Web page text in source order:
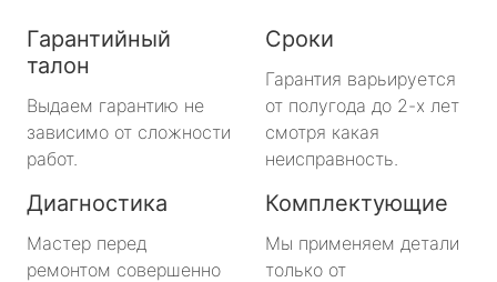
Гарантийный
талон
Выдаем гарантию не
зависимо от сложности
работ.
Сроки
Гарантия варьируется
от полугода до 2-х лет
смотря какая
неисправность.
Диагностика
Мастер перед
ремонтом совершенно
Комплектующие
Мы применяем детали
только от